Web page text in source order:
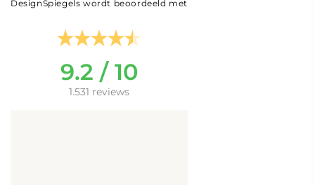
DesignSpiegels wordt beoordeeld met
9.2 / 10
1.531 reviews